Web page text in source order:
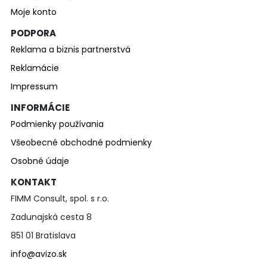
Moje konto
PODPORA
Reklama a biznis partnerstvá
Reklamácie
Impressum
INFORMÁCIE
Podmienky používania
Všeobecné obchodné podmienky
Osobné údaje
KONTAKT
FIMM Consult, spol. s r.o.
Zadunajská cesta 8
851 01 Bratislava
info@avizo.sk